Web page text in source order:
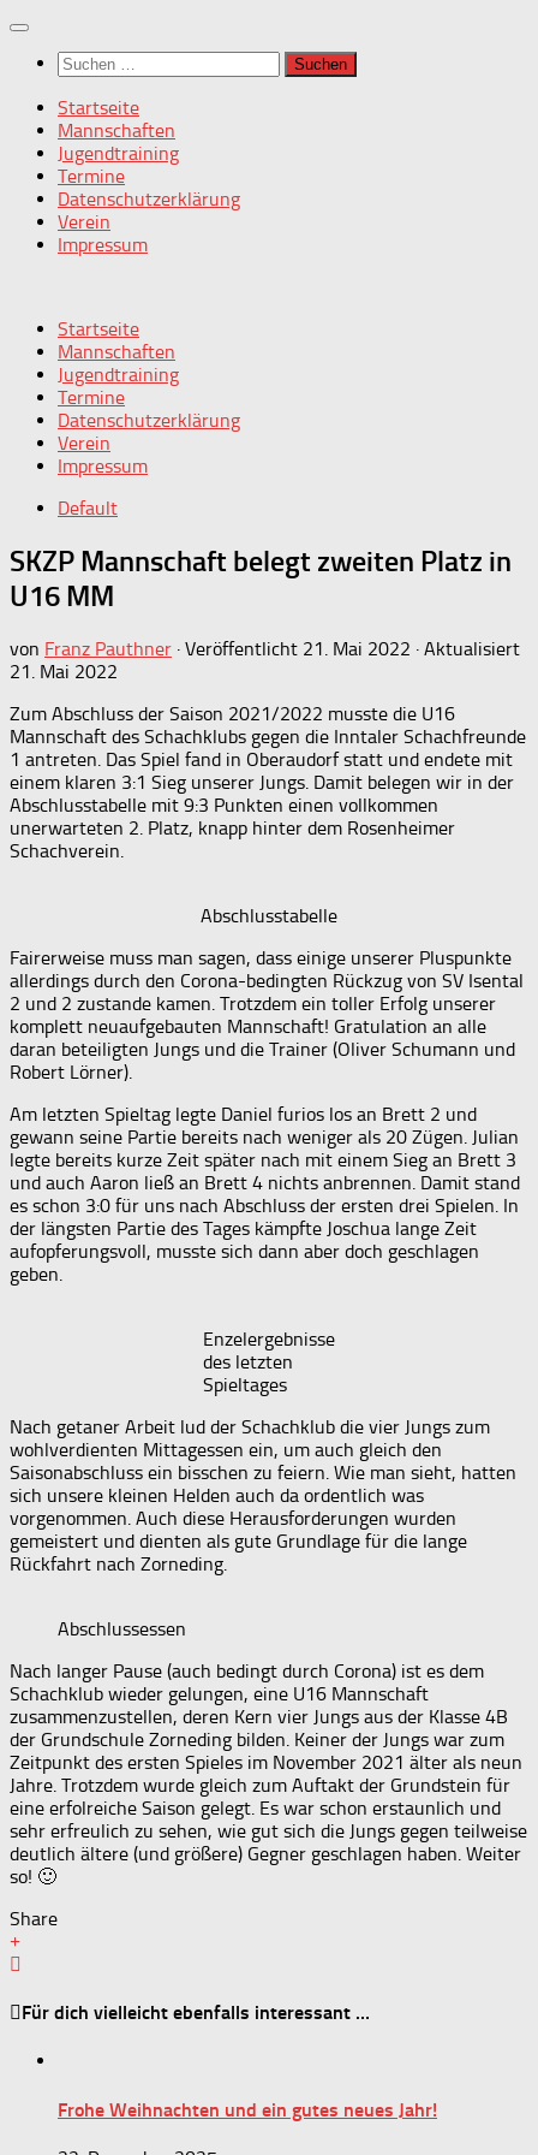
Zum
springenSuchen
nach:
Startseite
Mannschaften
Jugendtraining
Termine
Datenschutzerklärung
Verein
Impressum
Startseite
Mannschaften
Jugendtraining
Termine
Datenschutzerklärung
Verein
Impressum
Default
SKZP Mannschaft belegt zweiten Platz in
U16 MM
von Franz Pauthner · Veröffentlicht 21. Mai 2022 · Aktualisiert
21. Mai 2022
Zum Abschluss der Saison 2021/2022 musste die U16
Mannschaft des Schachklubs gegen die Inntaler Schachfreunde
1 antreten. Das Spiel fand in Oberaudorf statt und endete mit
einem klaren 3:1 Sieg unserer Jungs. Damit belegen wir in der
Abschlusstabelle mit 9:3 Punkten einen vollkommen
unerwarteten 2. Platz, knapp hinter dem Rosenheimer
Schachverein.
Abschlusstabelle
Fairerweise muss man sagen, dass einige unserer Pluspunkte
allerdings durch den Corona-bedingten Rückzug von SV Isental
2 und 2 zustande kamen. Trotzdem ein toller Erfolg unserer
komplett neuaufgebauten Mannschaft! Gratulation an alle
daran beteiligten Jungs und die Trainer (Oliver Schumann und
Robert Lörner).
Am letzten Spieltag legte Daniel furios los an Brett 2 und
gewann seine Partie bereits nach weniger als 20 Zügen. Julian
legte bereits kurze Zeit später nach mit einem Sieg an Brett 3
und auch Aaron ließ an Brett 4 nichts anbrennen. Damit stand
es schon 3:0 für uns nach Abschluss der ersten drei Spielen. In
der längsten Partie des Tages kämpfte Joschua lange Zeit
aufopferungsvoll, musste sich dann aber doch geschlagen
geben.
Enzelergebnisse
des letzten
Spieltages
Nach getaner Arbeit lud der Schachklub die vier Jungs zum
wohlverdienten Mittagessen ein, um auch gleich den
Saisonabschluss ein bisschen zu feiern. Wie man sieht, hatten
sich unsere kleinen Helden auch da ordentlich was
vorgenommen. Auch diese Herausforderungen wurden
gemeistert und dienten als gute Grundlage für die lange
Rückfahrt nach Zorneding.
Abschlussessen
Nach langer Pause (auch bedingt durch Corona) ist es dem
Schachklub wieder gelungen, eine U16 Mannschaft
zusammenzustellen, deren Kern vier Jungs aus der Klasse 4B
der Grundschule Zorneding bilden. Keiner der Jungs war zum
Zeitpunkt des ersten Spieles im November 2021 älter als neun
Jahre. Trotzdem wurde gleich zum Auftakt der Grundstein für
eine erfolreiche Saison gelegt. Es war schon erstaunlich und
sehr erfreulich zu sehen, wie gut sich die Jungs gegen teilweise
deutlich ältere (und größere) Gegner geschlagen haben. Weiter
so! 🙂
Share
Für dich vielleicht ebenfalls interessant …
Frohe Weihnachten und ein gutes neues Jahr!